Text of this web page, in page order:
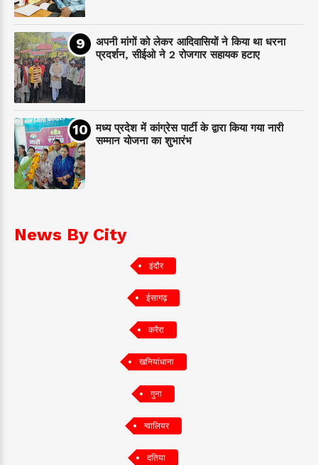
अपनी मांगों को लेकर आदिवासियों ने किया था धरना
प्रदर्शन, सीईओ ने 2 रोजगार सहायक हटाए
मध्य प्रदेश में कांग्रेस पार्टी के द्वारा किया गया नारी
सम्मान योजना का शुभारंभ
News By City
इंदौर
ईसागढ़
करैरा
खनियांधाना
गुना
ग्वालियर
दतिया